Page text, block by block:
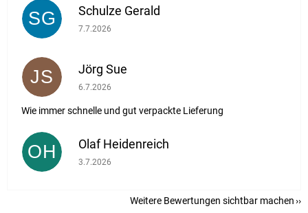
SG Schulze Gerald
Die Shop-Bewertung beträgt 5 von 5 Sternen.
7.7.2026
JS Jörg Sue
Die Shop-Bewertung beträgt 5 von 5 Sternen.
6.7.2026
Wie immer schnelle und gut verpackte Lieferung
OH Olaf Heidenreich
Die Shop-Bewertung beträgt 5 von 5 Sternen.
3.7.2026
Weitere Bewertungen sichtbar machen